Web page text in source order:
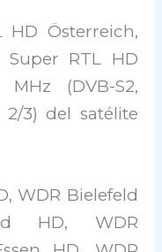
HD Österreich,
RTL HD
MHz (DVB-S2,
2/3) del satélite
WDR Bielefeld
HD, WDR